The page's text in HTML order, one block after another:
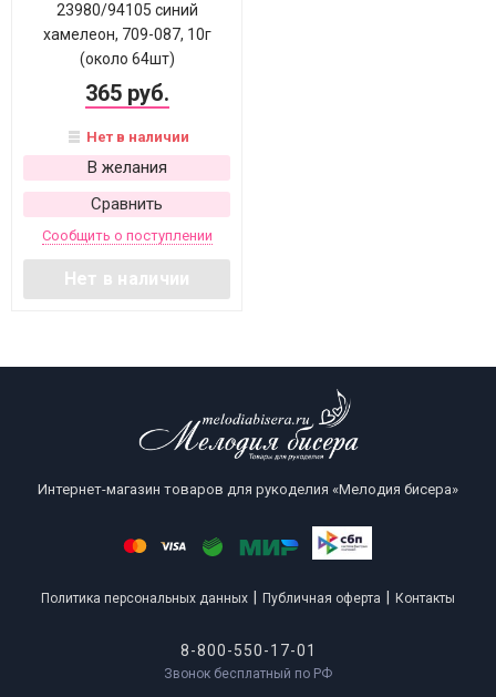
23980/94105 синий
хамелеон, 709-087, 10г
(около 64шт)
365 руб.
Нет в наличии
В желания
Сравнить
Сообщить о поступлении
Нет в наличии
Интернет-магазин товаров для рукоделия «Мелодия бисера»
Политика персональных данных Публичная оферта Контакты
8-800-550-17-01
Звонок бесплатный по РФ